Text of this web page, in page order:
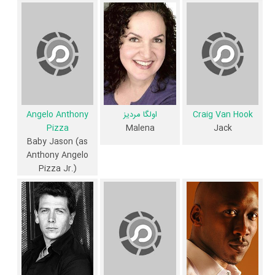
در حرفه نویسندگی محسوب می‌شود.
5 تن از بازیگران جایی آن سوی کاج ها، اولین فعالیت جدی بازیگری خود را در
این اثر تجربه کرده‌اند، در واقع در جایی آن سوی کاج ها 5 فیلم اولی بوده‌اند:
Craig Van Hook
،Angelo Anthony Pizza John Facci،
و
همچنینDerek Cianfranceکارگردان جایی آن سوی کاج ها اولین همکاری
خود با بازیگرانی چون
،اوا مندز،اولگا مردیز ،ماهرشالا علیوبن
را در این اثر تجربه کرده است. در میان بازیگران جایی آن سوی کاج
بازیگر با یکدیگر یک رابطه همکاری شکل گرفته که 55 همکاری برای
اولین‌مرتبه در جایی آن سوی کاج ها رخ داده است. مانند:رایان گاسلینگو
بردلی کوپر،اوا مندزوCraig Van Hook،اولگا مردیز وAngelo Anthony
Pizza،ماهرشالا علی و John Facci،بن مندلسون وTula
.
عوامل فیلم جایی آن سوی کاج ها
Craig Van Hook
Jack
اولگا مردیز
Malena
Angelo Anthony
Pizza
Baby Jason (as
Anthony Angelo
Pizza Jr.)